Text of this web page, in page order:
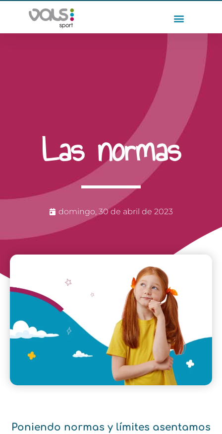
Las normas
domingo, 30 de abril de 2023
Poniendo normas y límites asentamos